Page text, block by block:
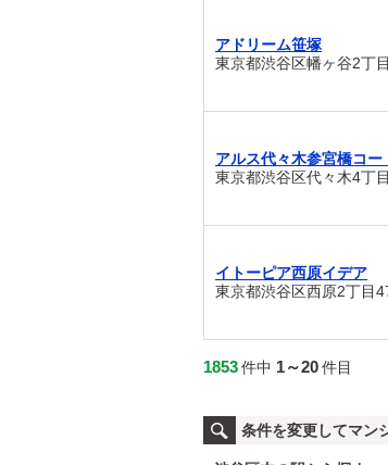
アドリーム笹塚
東京都渋谷区幡ヶ谷2丁
アルス代々木参宮橋コー
東京都渋谷区代々木4丁
イトーピア西原イデア
東京都渋谷区西原2丁目
1853件中 1～20件目
条件を変更してマン